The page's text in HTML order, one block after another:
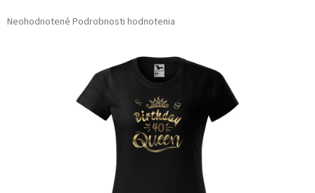
Priemerné
Neohodnotené Podrobnosti hodnotenia